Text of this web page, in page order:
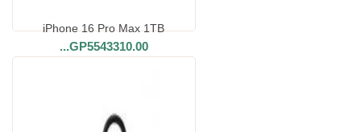
iPhone 16 Pro Max 1TB
...GP5543310.00